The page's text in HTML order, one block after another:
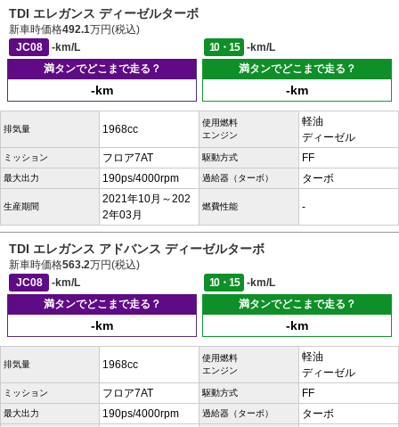
TDI エレガンス ディーゼルターボ
新車時価格492.1万円(税込)
JC08
-km/L 10・15
-km/L
満タンでどこまで走る？
-km
満タンでどこまで走る？
-km
排気量 1968cc
使用燃料
エンジン
軽油
ディーゼル
ミッション フロア7AT 駆動方式 FF
最大出力 190ps/4000rpm 過給器（ターボ） ターボ
生産期間
2021年10月～202
2年03月
燃費性能 -
TDI エレガンス アドバンス ディーゼルターボ
新車時価格563.2万円(税込)
JC08
-km/L 10・15
-km/L
満タンでどこまで走る？
-km
満タンでどこまで走る？
-km
排気量 1968cc
使用燃料
エンジン
軽油
ディーゼル
ミッション フロア7AT 駆動方式 FF
最大出力 190ps/4000rpm 過給器（ターボ） ターボ